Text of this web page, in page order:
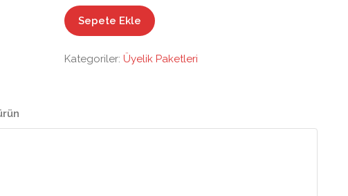
Standart(
Ücretsiz
Sepete Ekle
Kategoriler: Üyelik Paketleri